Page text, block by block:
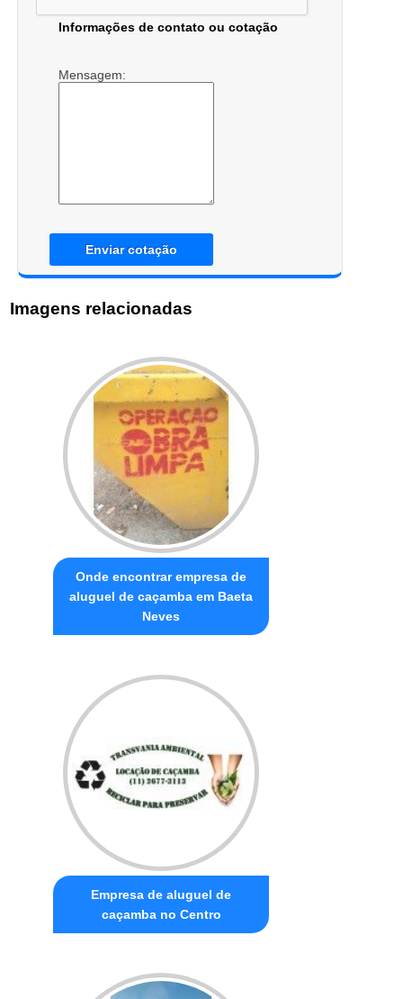
Informações de contato ou cotação
Mensagem:
Enviar cotação
Imagens relacionadas
Onde encontrar empresa de
aluguel de caçamba em Baeta
Neves
Empresa de aluguel de
caçamba no Centro